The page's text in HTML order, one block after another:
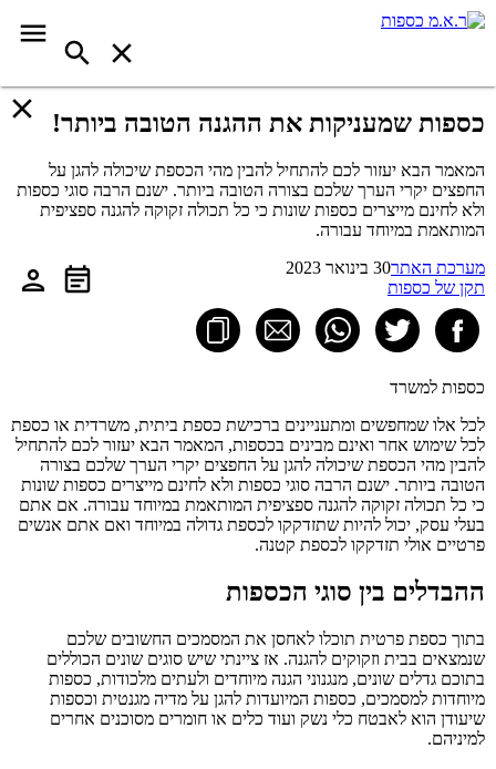
כספות שמעניקות את ההגנה הטובה ביותר!
המאמר הבא יעזור לכם להתחיל להבין מהי הכספת שיכולה להגן על
החפצים יקרי הערך שלכם בצורה הטובה ביותר. ישנם הרבה סוגי כספות
ולא לחינם מייצרים כספות שונות כי כל תכולה זקוקה להגנה ספציפית
המותאמת במיוחד עבורה.
מערכת האתר30 בינואר 2023
תקן של כספות
כספות למשרד
לכל אלו שמחפשים ומתעניינים ברכישת כספת ביתית, משרדית או כספת
לכל שימוש אחר ואינם מבינים בכספות, המאמר הבא יעזור לכם להתחיל
להבין מהי הכספת שיכולה להגן על החפצים יקרי הערך שלכם בצורה
הטובה ביותר. ישנם הרבה סוגי כספות ולא לחינם מייצרים כספות שונות
כי כל תכולה זקוקה להגנה ספציפית המותאמת במיוחד עבורה. אם אתם
בעלי עסק, יכול להיות שתזדקקו לכספת גדולה במיוחד ואם אתם אנשים
פרטיים אולי תזדקקו לכספת קטנה.
ההבדלים בין סוגי הכספות
בתוך כספת פרטית תוכלו לאחסן את המסמכים החשובים שלכם
שנמצאים בבית וזקוקים להגנה. אז ציינתי שיש סוגים שונים הכוללים
בתוכם גדלים שונים, מנגנוני הגנה מיוחדים ולעתים מלכודות, כספות
מיוחדות למסמכים, כספות המיועדות להגן על מדיה מגנטית וכספות
שיעודן הוא לאבטח כלי נשק ועוד כלים או חומרים מסוכנים אחרים
למיניהם.